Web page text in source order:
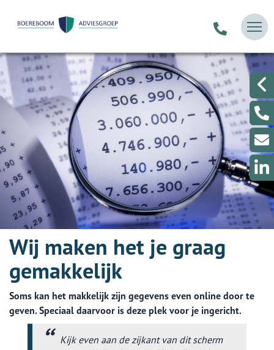
Wij maken het je graag
gemakkelijk
Soms kan het makkelijk zijn gegevens even online door te
geven. Speciaal daarvoor is deze plek voor je ingericht.
Kijk even aan de zijkant van dit scherm